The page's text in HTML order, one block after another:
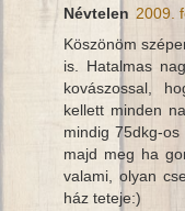
Névtelen 2009.
Köszönöm
is. Hatalmas
kovászossal,
kellett minden
mindig 75dkg-
majd meg ha
valami, olyan
ház teteje:)